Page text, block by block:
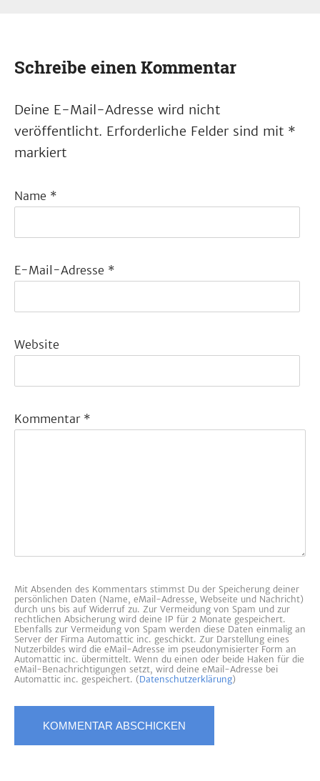
Schreibe einen Kommentar
Deine E-Mail-Adresse wird nicht
veröffentlicht. Erforderliche Felder sind mit *
markiert
Name *
E-Mail-Adresse *
Website
Kommentar *
Mit Absenden des Kommentars stimmst Du der Speicherung deiner
persönlichen Daten (Name, eMail-Adresse, Webseite und Nachricht)
durch uns bis auf Widerruf zu. Zur Vermeidung von Spam und zur
rechtlichen Absicherung wird deine IP für 2 Monate gespeichert.
Ebenfalls zur Vermeidung von Spam werden diese Daten einmalig an
Server der Firma Automattic inc. geschickt. Zur Darstellung eines
Nutzerbildes wird die eMail-Adresse im pseudonymisierter Form an
Automattic inc. übermittelt. Wenn du einen oder beide Haken für die
eMail-Benachrichtigungen setzt, wird deine eMail-Adresse bei
Automattic inc. gespeichert. (Datenschutzerklärung)